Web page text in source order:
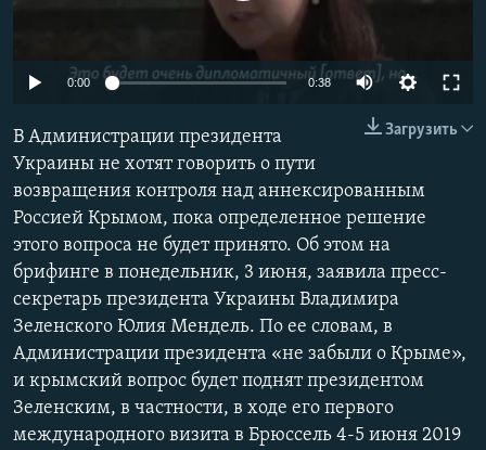
УКРАИНСКАЯ ПРОБЛЕМА КРЫМА
Все сайты RFE/RL
0:00 0:38
Загрузить
В Администрации президента
Украины не хотят говорить о пути
возвращения контроля над аннексированным
Россией Крымом, пока определенное решение
этого вопроса не будет принято. Об этом на
брифинге в понедельник, 3 июня, заявила пресс-
секретарь президента Украины Владимира
Зеленского Юлия Мендель. По ее словам, в
Администрации президента «не забыли о Крыме»,
и крымский вопрос будет поднят президентом
Зеленским, в частности, в ходе его первого
международного визита в Брюссель 4-5 июня 2019